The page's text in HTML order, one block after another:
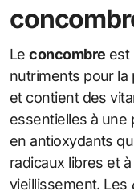
Leconcombre est
nutriments pour la
et contient des
essentielles à une
en antioxydants
radicaux libres et
vieillissement. Les